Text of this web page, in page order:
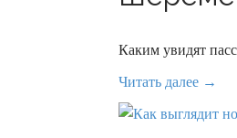
Каким увидят
Читать далее →